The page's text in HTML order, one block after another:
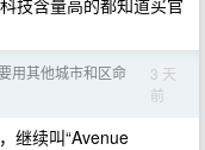
技含量高的都知道买官
用其他城市和区命
3 天
前
继续叫“Avenue